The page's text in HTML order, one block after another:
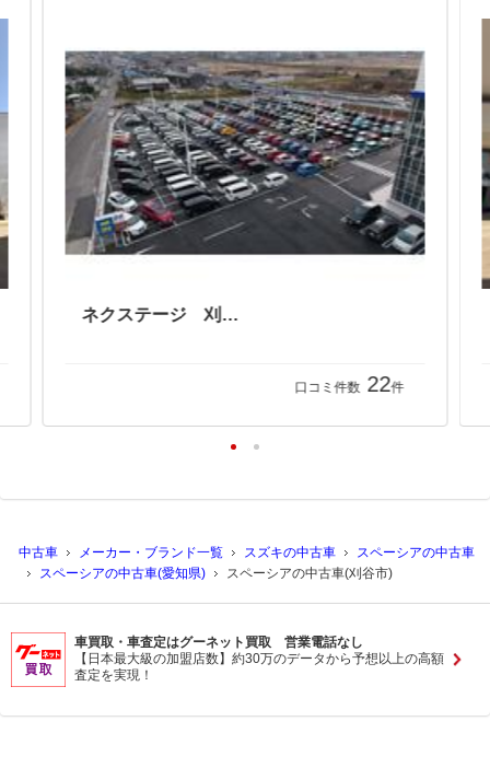
ネクステージ 刈谷店
口コミ件数 22件
中古車 メーカー・ブランド一覧 スズキの中古車
スペーシアの中古車
スペーシアの中古車(愛知県)
スペーシアの中古車(刈谷市)
車買取・車査定はグーネット買取 営業電話なし
【日本最大級の加盟店数】約30万のデータから予想以上の高額
査定を実現！